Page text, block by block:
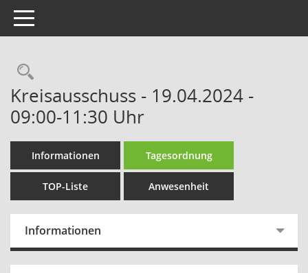
Toggle navigation
Rechercheauswahl
Kreisausschuss - 19.04.2024 -
09:00-11:30 Uhr
Informationen Tagesordnung
TOP-Liste Anwesenheit
Informationen